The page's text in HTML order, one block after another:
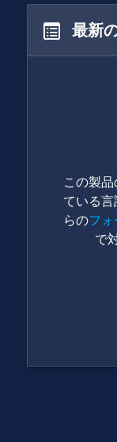
最新
この製
ている
らのフ
で